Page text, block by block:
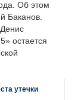
Об этом
Баканов.
остается
утечки